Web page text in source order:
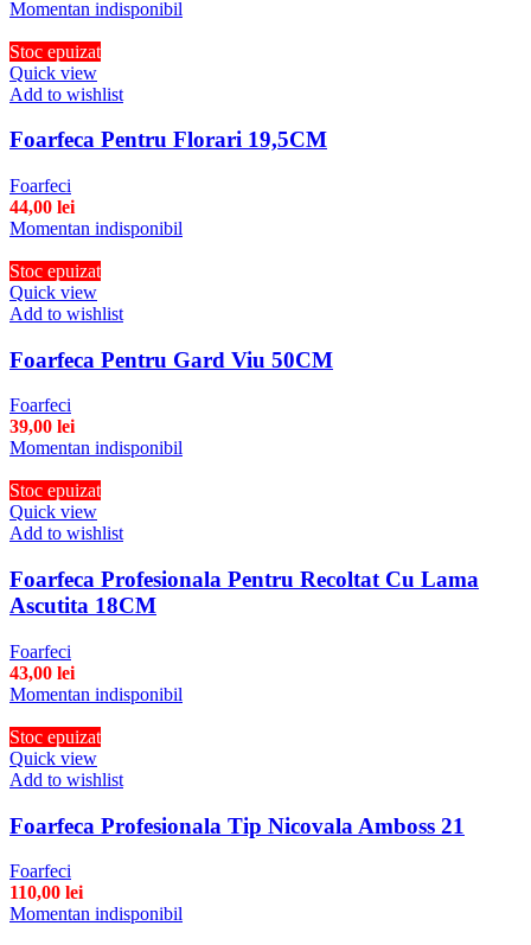
Momentan indisponibil
Stoc epuizat
Quick view
Add to wishlist
Foarfeca Pentru Florari 19,5CM
Foarfeci
44,00 lei
Momentan indisponibil
Stoc epuizat
Quick view
Add to wishlist
Foarfeca Pentru Gard Viu 50CM
Foarfeci
39,00 lei
Momentan indisponibil
Stoc epuizat
Quick view
Add to wishlist
Foarfeca Profesionala Pentru Recoltat Cu Lama
Ascutita 18CM
Foarfeci
43,00 lei
Momentan indisponibil
Stoc epuizat
Quick view
Add to wishlist
Foarfeca Profesionala Tip Nicovala Amboss 21
Foarfeci
110,00 lei
Momentan indisponibil